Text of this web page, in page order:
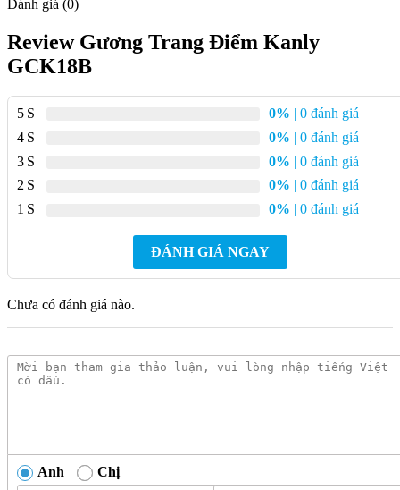
hơn trong quá trình cạo râu, chăm sóc cá nhân hoặc trang điểm.
Thiết kế treo tường giúp khu vực sử dụng gọn gàng và tiết
kiệm diện tích.Điểm nổi bật của mẫu gương này nằm ở các chi
tiết hình khối cầu được gia công trên phần chân đỡ và thân
gương. Những đường nét này tạo cảm giác liên tưởng đến các
sản phẩm nội thất mang phong cách kiến trúc cổ điển.
Đánh giá (0)
Review Gương Trang Điểm Kanly
GCK18B
5 0% | 0 đánh giá
4
0% | 0 đánh giá
3
0% | 0 đánh giá
2
0% | 0 đánh giá
1
0% | 0 đánh giá
ĐÁNH GIÁ NGAY
Chưa có đánh giá nào.
Anh Chị